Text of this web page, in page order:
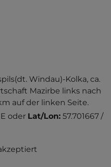
Windau)-Kolka, ca.
Mazirbe links nach
auf der linken Seite.
oder Lat/Lon: 57.701667 /